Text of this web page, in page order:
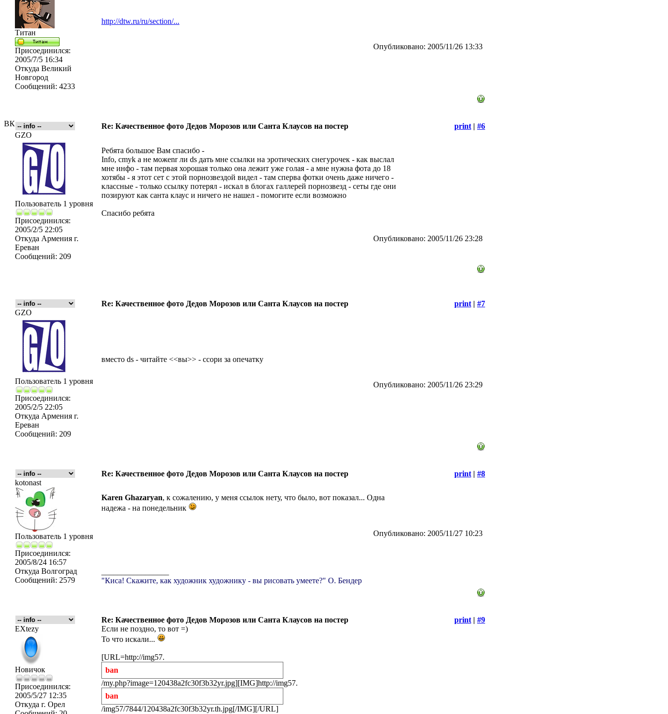
ВК
Титан
Присоединился:
2005/7/5 16:34
Откуда Великий
Новгород
Сообщений: 4233
http://dtw.ru/ru/section/...
Опубликовано: 2005/11/26 13:33
Re: Качественное фото Дедов Морозов или Санта Клаусов на постер print | #6
GZO
Пользователь 1 уровня
Присоединился:
2005/2/5 22:05
Откуда Армения г.
Ереван
Сообщений: 209
Ребята большое Вам спасибо -
Info, cmyk а не можеnr ли ds дать мне ссылки на эротических снегурочек - как выслал
мне инфо - там первая хорошая только она лежит уже голая - а мне нужна фота до 18
хотябы - я этот сет с этой порнозвездой видел - там сперва фотки очень даже ничего -
классные - только ссылку потерял - искал в блогах галлерей порнозвезд - сеты где они
позируют как санта клаус и ничего не нашел - помогите если возможно
Спасибо ребята
Опубликовано: 2005/11/26 23:28
Re: Качественное фото Дедов Морозов или Санта Клаусов на постер print | #7
GZO
Пользователь 1 уровня
Присоединился:
2005/2/5 22:05
Откуда Армения г.
Ереван
Сообщений: 209
вместо ds - читайте <<вы>> - ссори за опечатку
Опубликовано: 2005/11/26 23:29
Re: Качественное фото Дедов Морозов или Санта Клаусов на постер print | #8
kotonast
Пользователь 1 уровня
Присоединился:
2005/8/24 16:57
Откуда Волгоград
Сообщений: 2579
Karen Ghazaryan, к сожалению, у меня ссылок нету, что было, вот показал... Одна
надежа - на понедельник
Опубликовано: 2005/11/27 10:23
"Киса! Скажите, как художник художнику - вы рисовать умеете?" О. Бендер
Re: Качественное фото Дедов Морозов или Санта Клаусов на постер print | #9
EXtezy
Новичок
Присоединился:
2005/5/27 12:35
Откуда г. Орел
Если не поздно, то вот =)
То что искали...
[URL=http://img57.
ban
/my.php?image=120438a2fc30f3b32yr.jpg][IMG]http://img57.
ban
/img57/7844/120438a2fc30f3b32yr.th.jpg[/IMG][/URL]